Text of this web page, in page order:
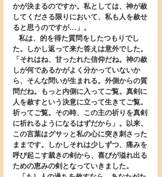
かが決まるのですか。私としては、神が赦
してくださる限りにおいて、私も人を赦せ
ると思うのですが…」。
た。しかし返って来た答えは意外でした。
「それはね、甘ったれた信仰だね。神の赦
しが何であるかがよく分かっていないか
ら、そんな問いが生まれる。外側からの質
問だね。もっと内側に入ってご覧。真剣に
人を赦すという決意に立って生きてご覧。
祈ってご覧。その時、この主の祈りを真剣
に祈れるようになるはずだから」。以来、
この言葉はグサッと私の心に突き刺さった
ままです。しかしそれは少しずつ、痛みを
呼び起こす裁きの剣から、喜びが溢れ出る
ための恵みの剣となっていきました。